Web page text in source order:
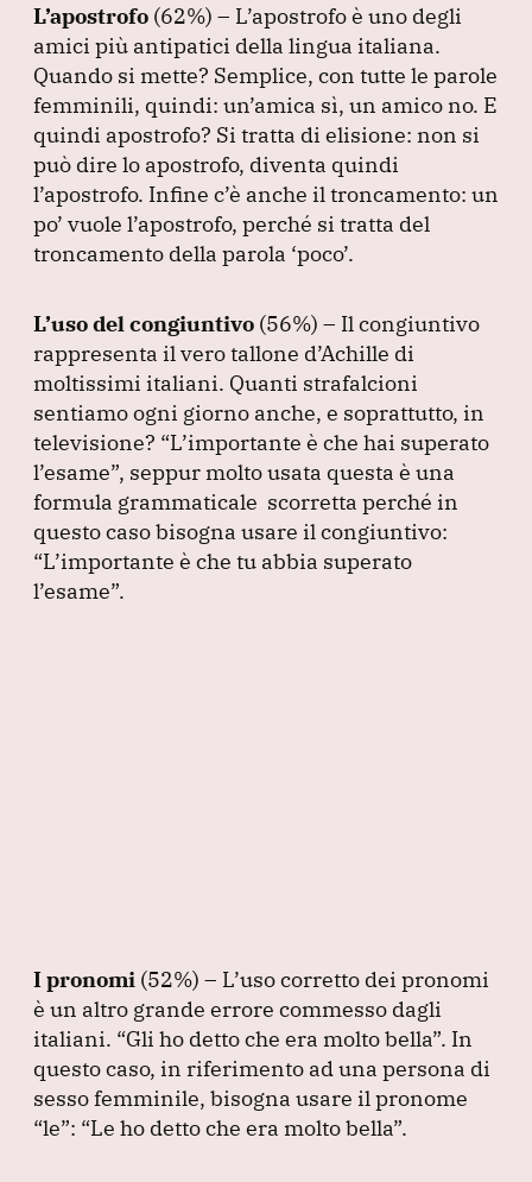
L’apostrofo (62%) – L’apostrofo è uno degli
amici più antipatici della lingua italiana.
Quando si mette? Semplice, con tutte le parole
femminili, quindi: un’amica sì, un amico no. E
quindi apostrofo? Si tratta di elisione: non si
può dire lo apostrofo, diventa quindi
l’apostrofo. Infine c’è anche il troncamento: un
po’ vuole l’apostrofo, perché si tratta del
troncamento della parola ‘poco’.
L’uso del congiuntivo (56%) – Il congiuntivo
rappresenta il vero tallone d’Achille di
moltissimi italiani. Quanti strafalcioni
sentiamo ogni giorno anche, e soprattutto, in
televisione? “L’importante è che hai superato
l’esame”, seppur molto usata questa è una
formula grammaticale scorretta perché in
questo caso bisogna usare il congiuntivo:
“L’importante è che tu abbia superato
l’esame”.
I pronomi (52%) – L’uso corretto dei pronomi
è un altro grande errore commesso dagli
italiani. “Gli ho detto che era molto bella”. In
questo caso, in riferimento ad una persona di
sesso femminile, bisogna usare il pronome
“le”: “Le ho detto che era molto bella”.